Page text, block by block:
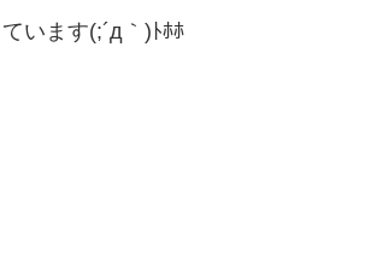
います(;´д｀)ﾄﾎﾎ